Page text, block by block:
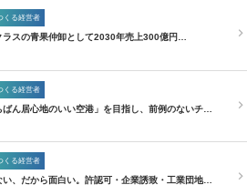
くる経営者
ラスの青果仲卸として2030年売上300億円…
くる経営者
ばん居心地のいい空港」を目指し、前例のないチ…
くる経営者
い、だから面白い。許認可・企業誘致・工業団地…